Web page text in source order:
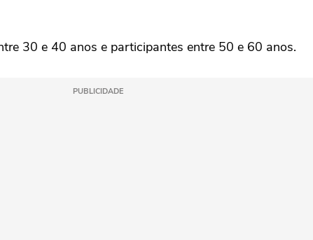
30 e 40 anos e participantes entre 50 e 60 anos.
PUBLICIDADE